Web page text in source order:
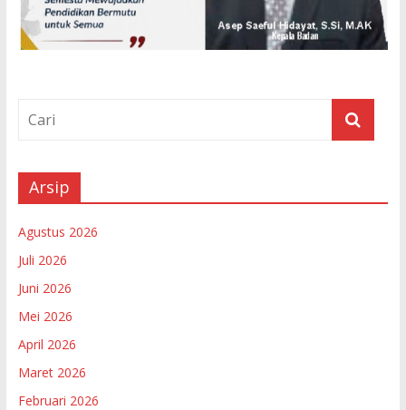
Arsip
Agustus 2026
Juli 2026
Juni 2026
Mei 2026
April 2026
Maret 2026
Februari 2026